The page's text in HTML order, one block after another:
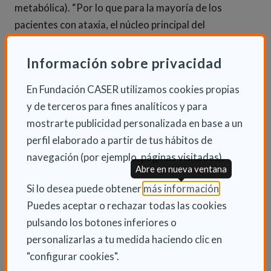
Información sobre privacidad
En Fundación CASER utilizamos cookies propias
y de terceros para fines analíticos y para
mostrarte publicidad personalizada en base a un
perfil elaborado a partir de tus hábitos de
navegación (por ejemplo, páginas visitadas).
Si lo desea puede obtener más información(Abre en
Puedes aceptar o rechazar todas las cookies
pulsando los botones inferiores o
personalizarlas a tu medida haciendo clic en
"configurar cookies".
Abre en nueva ventana
metabólica). “Por lo que para la mayoría de los
pacientes con ataxia, el núcleo principal del
los síntomas. Con esto se consigue, en muchos casos,
Dra. Mª Jesús Sobrido.
Paraluchar contra esta enfermedad, la SEN
considera imprescindible impulsar estudios de
prevalencia y epidemiología de los distintos tipos de
ataxia y mejorar los tiempos de diagnóstico de esta
enfermedad. Aspectos que pasan por incorporar en
todos los hospitales las nuevas tecnologías para el
diagnóstico, así como potenciar los centros de
referencia que existen en la actualidad.